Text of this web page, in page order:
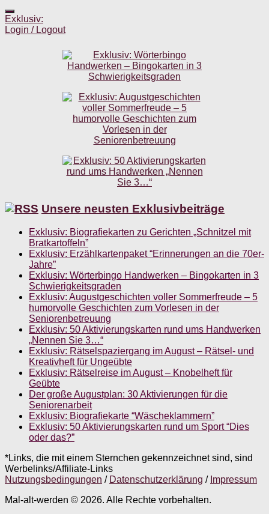
Exklusiv:
Login / Logout
Unsere neusten Exklusivbeiträge
Exklusiv: Biografiekarten zu Gerichten „Schnitzel mit
Bratkartoffeln”
Exklusiv: Erzählkartenpaket “Erinnerungen an die 70er-
Jahre”
Exklusiv: Wörterbingo Handwerken – Bingokarten in 3
Schwierigkeitsgraden
Exklusiv: Augustgeschichten voller Sommerfreude – 5
humorvolle Geschichten zum Vorlesen in der
Seniorenbetreuung
Exklusiv: 50 Aktivierungskarten rund ums Handwerken
„Nennen Sie 3…“
Exklusiv: Rätselspaziergang im August – Rätsel- und
Kreativheft für Ungeübte
Exklusiv: Rätselreise im August – Knobelheft für
Geübte
Der große Augustplan: 30 Aktivierungen für die
Seniorenarbeit
Exklusiv: Biografiekarte “Wäscheklammern”
Exklusiv: 50 Aktivierungskarten rund um Sport “Dies
oder das?”
*Links, die mit einem Sternchen gekennzeichnet sind, sind
Werbelinks/Affiliate-Links
Nutzungsbedingungen / Datenschutzerklärung / Impressum
Mal-alt-werden © 2026. Alle Rechte vorbehalten.